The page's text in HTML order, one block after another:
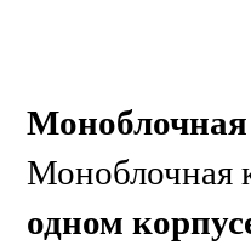
Моноблочная
одном